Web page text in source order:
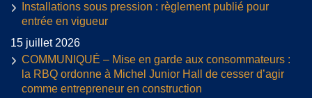
Installations sous pression : règlement publié pour
entrée en vigueur
15 juillet 2026
COMMUNIQUÉ – Mise en garde aux consommateurs :
la RBQ ordonne à Michel Junior Hall de cesser d’agir
comme entrepreneur en construction